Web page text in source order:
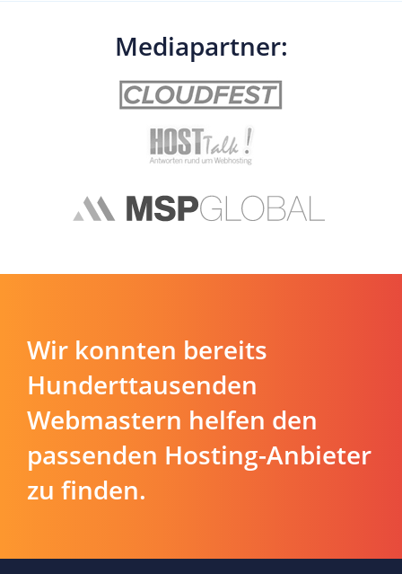
Mediapartner:
Wir konnten bereits
Hunderttausenden
Webmastern helfen den
passenden Hosting-Anbieter
zu finden.